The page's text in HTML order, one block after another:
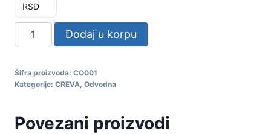
RSD
CREVO
VM
PVC
Dodaj u korpu
Šifra proizvoda: CO001
Kategorije: CREVA Odvodna
Povezani proizvodi